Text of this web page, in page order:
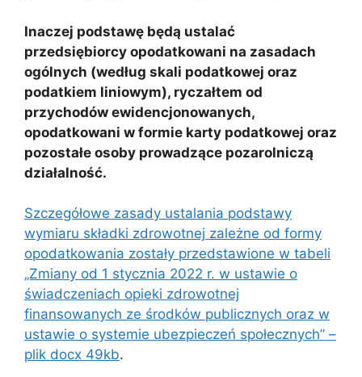
Inaczej podstawę będą ustalać
przedsiębiorcy opodatkowani na zasadach
ogólnych (według skali podatkowej oraz
podatkiem liniowym), ryczałtem od
przychodów ewidencjonowanych,
opodatkowani w formie karty podatkowej oraz
pozostałe osoby prowadzące pozarolniczą
działalność.
Szczegółowe zasady ustalania podstawy
wymiaru składki zdrowotnej zależne od formy
opodatkowania zostały przedstawione w tabeli
„Zmiany od 1 stycznia 2022 r. w ustawie o
świadczeniach opieki zdrowotnej
finansowanych ze środków publicznych oraz w
ustawie o systemie ubezpieczeń społecznych” –
plik docx 49kb.